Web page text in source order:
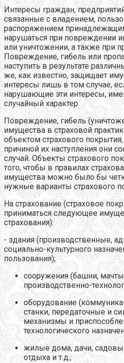
Интересы граждан,
связанные с владением,
распоряжением
нарушаться при повреждении
или уничтожении, а также при
Повреждение, гибель или
наступить в результате
же, как известно, защищает
интересы лишь в том случае,
нарушающие эти интересы,
случайный характер.
Повреждение, гибель
имущества в страховой
объектом страхового
причиной их наступления они
случай. Объекты страхового
того, чтобы в правилах
имущества можно было бы
нужные варианты страхового
На страхование (страховое
приниматься следующее
страхования):
- здания (производственные,
социально-культурного
пользования);
сооружения (башни,
производственно-
оборудование
станки, передаточные и
механизмы и
технологического
жилые дома, дачи,
отдыха и т.д.;